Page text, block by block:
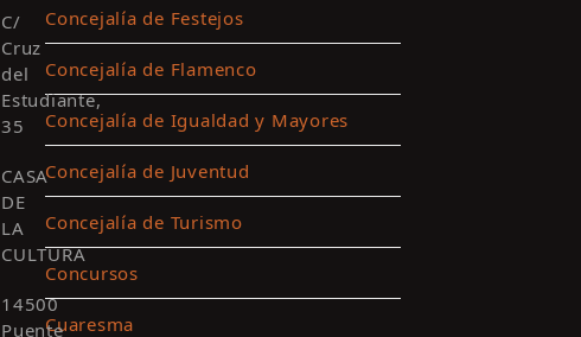
Concejalía de Festejos
Concejalía de Flamenco
Concejalía de Igualdad y Mayores
Concejalía de Juventud
Concejalía de Turismo
Concursos
Cuaresma
C/
Cruz
del
Estudiante,
35
CASA
DE
LA
CULTURA
14500
Puente